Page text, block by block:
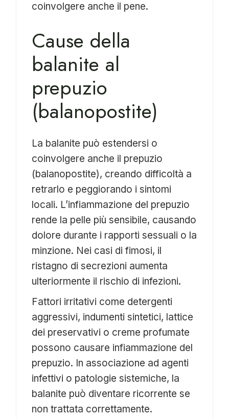
coinvolgere anche il pene.
Cause della
balanite al
prepuzio
(balanopostite)
La balanite può estendersi o
coinvolgere anche il prepuzio
(balanopostite), creando difficoltà a
retrarlo e peggiorando i sintomi
locali. L’infiammazione del prepuzio
rende la pelle più sensibile, causando
dolore durante i rapporti sessuali o la
minzione. Nei casi di fimosi, il
ristagno di secrezioni aumenta
ulteriormente il rischio di infezioni.
Fattori irritativi come detergenti
aggressivi, indumenti sintetici, lattice
dei preservativi o creme profumate
possono causare infiammazione del
prepuzio. In associazione ad agenti
infettivi o patologie sistemiche, la
balanite può diventare ricorrente se
non trattata correttamente.